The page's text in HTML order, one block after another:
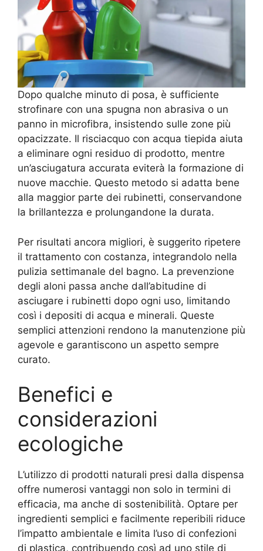
Dopo qualche minuto di posa, è sufficiente
strofinare con una spugna non abrasiva o un
panno in microfibra, insistendo sulle zone più
opacizzate. Il risciacquo con acqua tiepida aiuta
a eliminare ogni residuo di prodotto, mentre
un’asciugatura accurata eviterà la formazione di
nuove macchie. Questo metodo si adatta bene
alla maggior parte dei rubinetti, conservandone
la brillantezza e prolungandone la durata.
Per risultati ancora migliori, è suggerito ripetere
il trattamento con costanza, integrandolo nella
pulizia settimanale del bagno. La prevenzione
degli aloni passa anche dall’abitudine di
asciugare i rubinetti dopo ogni uso, limitando
così i depositi di acqua e minerali. Queste
semplici attenzioni rendono la manutenzione più
agevole e garantiscono un aspetto sempre
curato.
Benefici e
considerazioni
ecologiche
L’utilizzo di prodotti naturali presi dalla dispensa
offre numerosi vantaggi non solo in termini di
efficacia, ma anche di sostenibilità. Optare per
ingredienti semplici e facilmente reperibili riduce
l’impatto ambientale e limita l’uso di confezioni
di plastica, contribuendo così ad uno stile di